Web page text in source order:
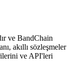
ve BandChain
akıllı sözleşmeler
ve API'leri